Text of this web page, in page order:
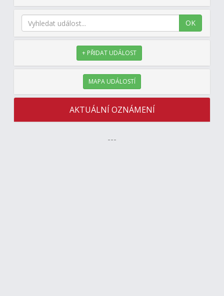
OK
+ PŘIDAT UDÁLOST
MAPA UDÁLOSTÍ
AKTUÁLNÍ OZNÁMENÍ
---